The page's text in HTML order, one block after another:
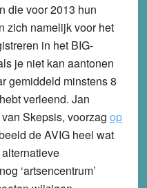
die voor 2013 hun
zich namelijk voor het
in het BIG-
je niet kan aantonen
gemiddeld minstens 8
verleend. Jan
Skepsis, voorzag op
de AVIG heel wat
‘artsencentrum’